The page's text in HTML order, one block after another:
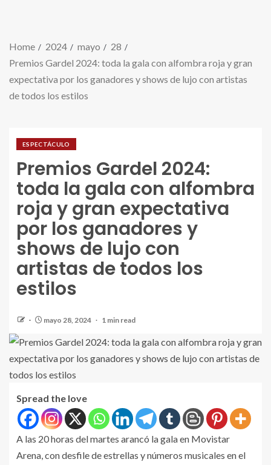
Home 2024 mayo
28
Premios Gardel 2024: toda la gala con alfombra roja y gran
expectativa por los ganadores y shows de lujo con artistas
de todos los estilos
ESPECTÁCULO
Premios Gardel 2024:
toda la gala con alfombra
roja y gran expectativa
por los ganadores y
shows de lujo con
artistas de todos los
estilos
mayo 28, 2024 1 min read
Spread the love
A las 20 horas del martes arancó la gala en Movistar
Arena, con desfile de estrellas y números musicales en el